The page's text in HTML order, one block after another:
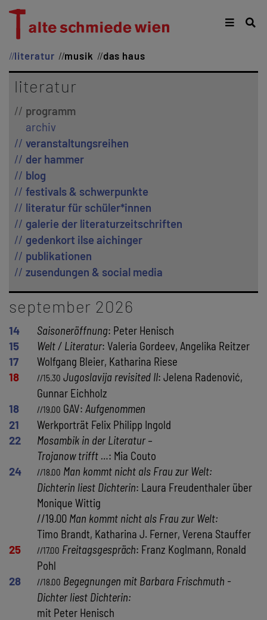
literatur musik das haus
literatur
programm
archiv
veranstaltungsreihen
der hammer
blog
festivals & schwerpunkte
literatur für schüler*innen
galerie der literaturzeitschriften
gedenkort ilse aichinger
publikationen
zusendungen & social media
september 2026
14 Saisoneröffnung: Peter Henisch
15
Welt / Literatur: Valeria Gordeev, Angelika Reitzer
17
Wolfgang Bleier, Katharina Riese
18
//15.30 Jugoslavija revisited II: Jelena Radenović,
Gunnar Eichholz
18
//19.00 GAV: Aufgenommen
21
Werkporträt Felix Philipp Ingold
22
Mosambik in der Literatur –
Trojanow trifft …: Mia Couto
24
//18.00 Man kommt nicht als Frau zur Welt:
Dichterin liest Dichterin: Laura Freudenthaler über
Monique Wittig
//19.00 Man kommt nicht als Frau zur Welt:
Timo Brandt, Katharina J. Ferner, Verena Stauffer
25
//17.00 Freitagsgespräch: Franz Koglmann, Ronald
Pohl
28
//18.00 Begegnungen mit Barbara Frischmuth -
Dichter liest Dichterin:
mit Peter Henisch